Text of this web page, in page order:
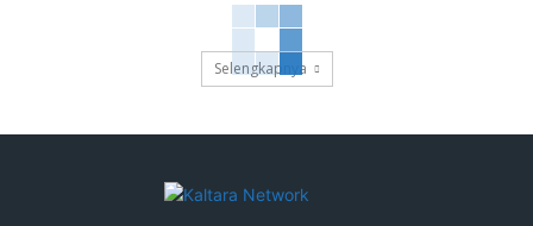
Selengkapnya